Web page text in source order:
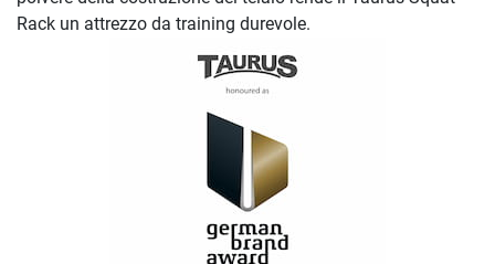
Rack un attrezzo da training durevole.